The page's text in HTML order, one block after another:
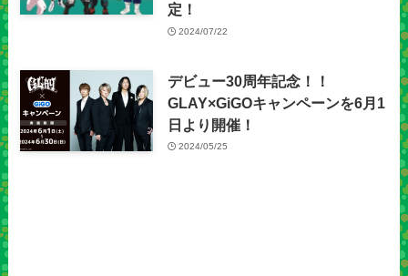
定！
2024/07/22
デビュー30周年記念！！
GLAY×GiGOキャンペーンを6月1
日より開催！
2024/05/25